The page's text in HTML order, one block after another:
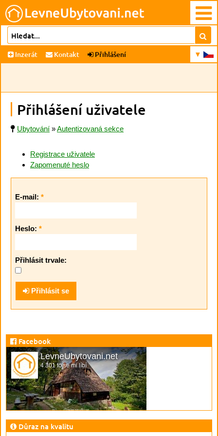
Inzerát Kontakt Přihlášení
Přihlášení uživatele
Ubytování »Autentizovaná sekce
Registrace uživatele
Zapomenuté heslo
E-mail: *
Heslo: *
Přihlásit trvale:
Přihlásit se
Facebook
LevneUbytovani.net
4 301 to se mi líbí
Důraz na kvalitu